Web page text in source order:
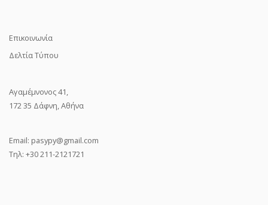
Επικοινωνία
Δελτία Τύπου
Αγαμέμνονος 41,
172 35 Δάφνη, Αθήνα
Email: pasypy@gmail.com
Τηλ: +30 211-2121721